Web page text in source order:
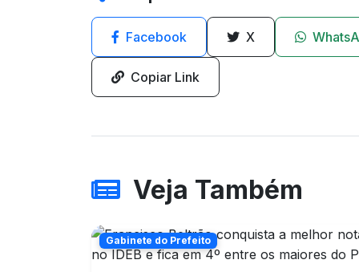
Facebook X
Copiar Link
Veja Também
Gabinete do Prefeito